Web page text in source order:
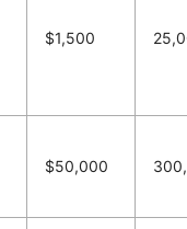
$1,500
$50,000